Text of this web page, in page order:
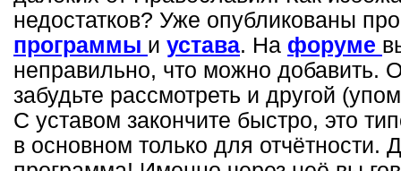
недостатков? Уже опубликованы
программы и устава. На форуме
неправильно, что можно добавить.
забудьте рассмотреть и другой
С уставом закончите быстро, это
в основном только для отчётности.